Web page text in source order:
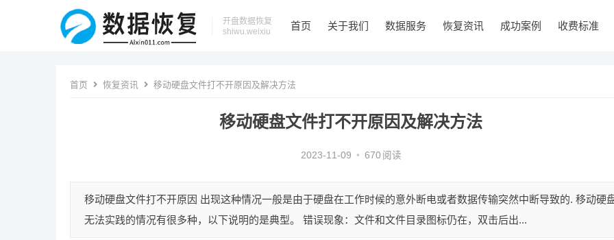
开盘数据恢复
shiwu.weixiu
首页 关于我们 数据服务 恢复资讯 成功案例 收费标准
首页 恢复资讯 移动硬盘文件打不开原因及解决方法
移动硬盘文件打不开原因及解决方法
2023-11-09 • 670 阅读
移动硬盘文件打不开原因 出现这种情况一般是由于硬盘在工作时候的意外断电或者数据传输突然中断导致的. 移动硬
无法实践的情况有很多种，以下说明的是典型。 错误现象：文件和文件目录图标仍在，双击后出...